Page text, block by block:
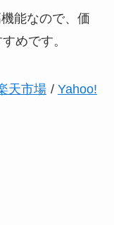
能なので、価
めです。
天市場 / Yahoo!